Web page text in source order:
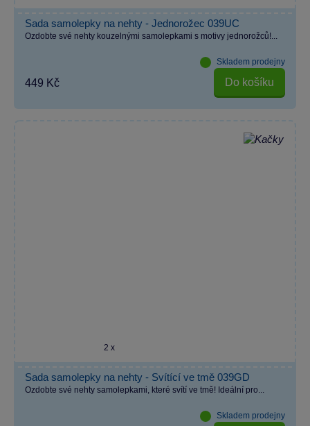
Sada samolepky na nehty - Jednorožec 039UC
Ozdobte své nehty kouzelnými samolepkami s motivy jednorožců!...
Skladem prodejny
449 Kč Do košíku
2 x
Sada samolepky na nehty - Svítící ve tmě 039GD
Ozdobte své nehty samolepkami, které svítí ve tmě! Ideální pro...
Skladem prodejny